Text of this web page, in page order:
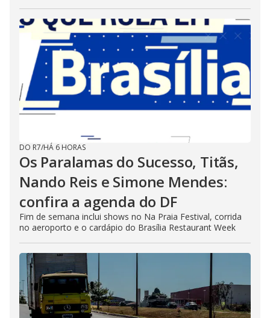
DO R7/HÁ 6 HORAS
Os Paralamas do Sucesso, Titãs,
Nando Reis e Simone Mendes:
confira a agenda do DF
Fim de semana inclui shows no Na Praia Festival, corrida
no aeroporto e o cardápio do Brasília Restaurant Week